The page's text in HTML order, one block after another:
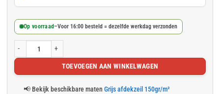
Op voorraad –Voor 16:00 besteld = dezelfde werkdag verzonden
Grijs afdekzeil 2x3m 150gr/m² aantal
TOEVOEGEN AAN WINKELWAGEN
📢 Bekijk beschikbare maten Grijs afdekzeil 150gr/m²